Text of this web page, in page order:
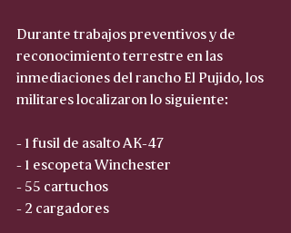
Durante trabajos preventivos y de
reconocimiento terrestre en las
inmediaciones del rancho El Pujido, los
militares localizaron lo siguiente:
- 1 fusil de asalto AK-47
- 1 escopeta Winchester
- 55 cartuchos
- 2 cargadores